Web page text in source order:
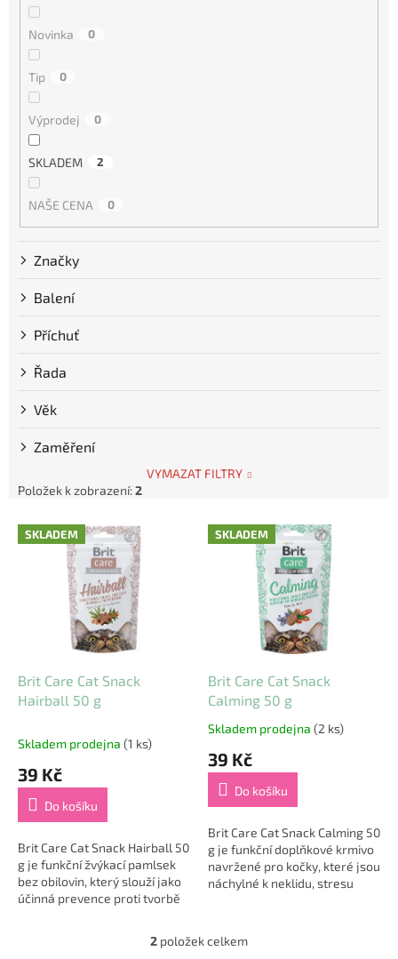
Novinka 0
Tip 0
Výprodej 0
SKLADEM 2
NAŠE CENA 0
Značky
Balení
Příchuť
Řada
Věk
Zaměření
VYMAZAT FILTRY
Položek k zobrazení:2
V SKLADEM
Brit Care Cat Snack
Hairball 50 g
Skladem prodejna (1 ks)
39 Kč
Do košíku
Brit Care Cat Snack Hairball 50
g je funkční žvýkací pamlsek
bez obilovin, který slouží jako
účinná prevence proti tvorbě
SKLADEM
Brit Care Cat Snack
Calming 50 g
Průměrné
produktu
5,0
5
hvězdiček.
Skladem prodejna (2 ks)
39 Kč
Do košíku
Brit Care Cat Snack Calming 50
g je funkční doplňkové krmivo
navržené pro kočky, které jsou
náchylné k neklidu, stresu
vyrobeny v...
O
2 položek celkem